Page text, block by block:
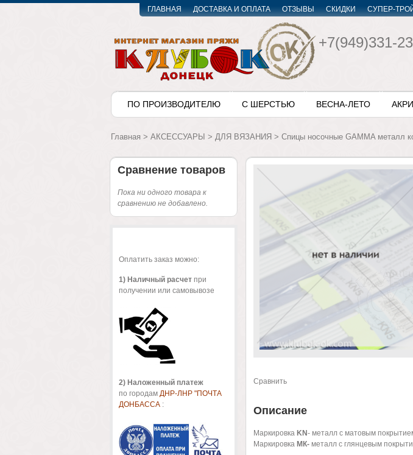
ГЛАВНАЯ ДОСТАВКА И ОПЛАТА ОТЗЫВЫ СКИДКИ СУПЕР-
+7(949)331-
ПО ПРОИЗВОДИТЕЛЮ С ШЕРСТЬЮ ВЕСНА-ЛЕТО
Главная > АКСЕССУАРЫ > ДЛЯ ВЯЗАНИЯ > Спицы носочные GAMMA металл
Сравнить
Описание
Маркировка KN- металл с матовым
Маркировка МК-металл с глянцевым
Сравнение товаров
Пока ни одного товара к
сравнению не добавлено.
Оплатить заказ можно:
1) Наличный расчетпри
получении или самовывозе
2) Наложенный платеж
по городам ДНР-ЛНР "ПОЧТА
ДОНБАССА: